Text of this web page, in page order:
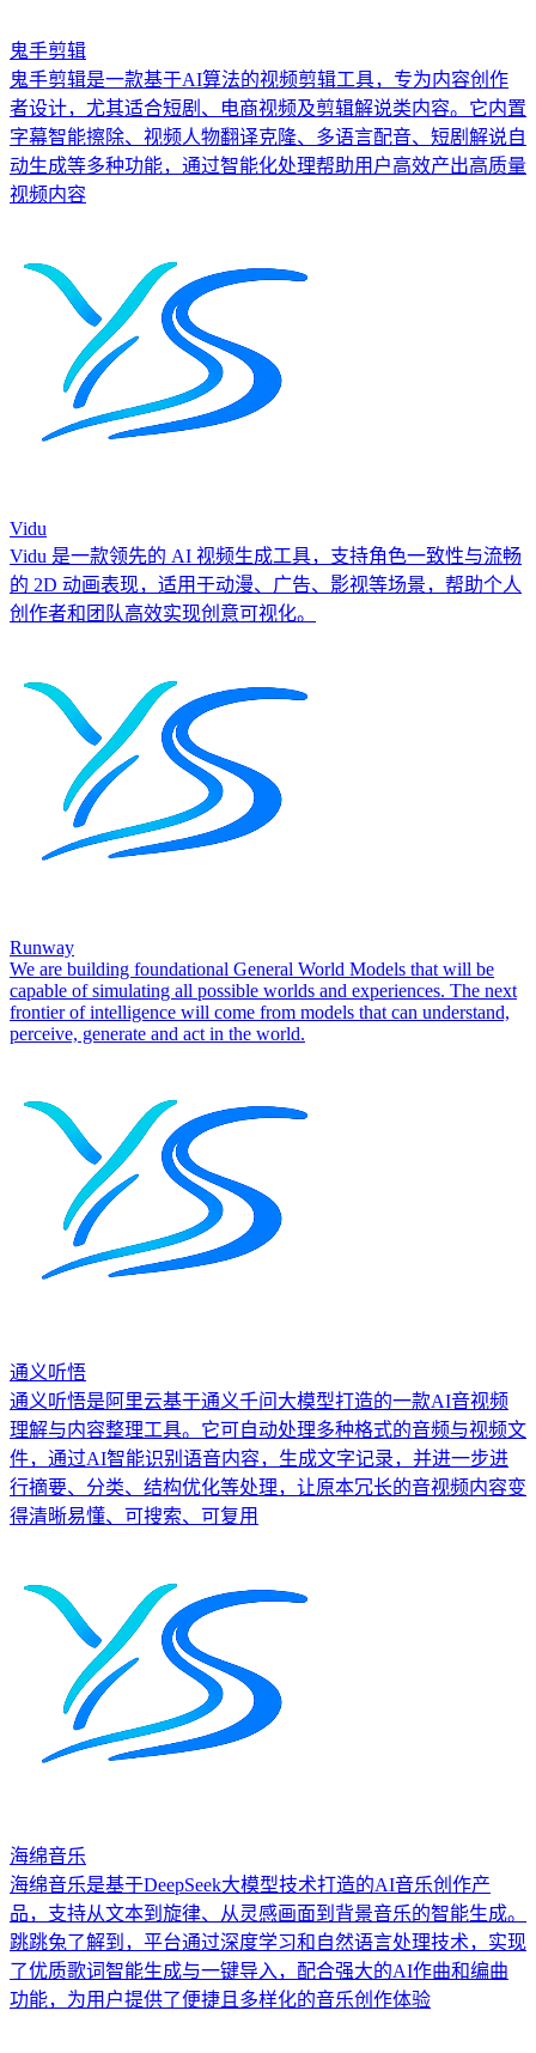
鬼手剪辑
鬼手剪辑是一款基于AI算法的视频剪辑工具，专为内容创作
者设计，尤其适合短剧、电商视频及剪辑解说类内容。它内置
字幕智能擦除、视频人物翻译克隆、多语言配音、短剧解说自
动生成等多种功能，通过智能化处理帮助用户高效产出高质量
视频内容
Vidu
Vidu 是一款领先的 AI 视频生成工具，支持角色一致性与流畅
的 2D 动画表现，适用于动漫、广告、影视等场景，帮助个人
创作者和团队高效实现创意可视化。
Runway
We are building foundational General World Models that will be
capable of simulating all possible worlds and experiences. The next
frontier of intelligence will come from models that can understand,
perceive, generate and act in the world.
通义听悟
通义听悟是阿里云基于通义千问大模型打造的一款AI音视频
理解与内容整理工具。它可自动处理多种格式的音频与视频文
件，通过AI智能识别语音内容，生成文字记录，并进一步进
行摘要、分类、结构优化等处理，让原本冗长的音视频内容变
得清晰易懂、可搜索、可复用
海绵音乐
海绵音乐是基于DeepSeek大模型技术打造的AI音乐创作产
品，支持从文本到旋律、从灵感画面到背景音乐的智能生成。
跳跳兔了解到，平台通过深度学习和自然语言处理技术，实现
了优质歌词智能生成与一键导入，配合强大的AI作曲和编曲
功能，为用户提供了便捷且多样化的音乐创作体验